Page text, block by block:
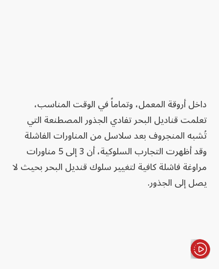
داخل أروقة المعمل، وتماماً في الوقت المناسب،
تعلمت قناديل البحر تفادي الجذور المصطنعة التي
تُشبه المنجروف بعد سلاسل من المناورات الفاشلة
وقد أظهرت التجارب السلوكية، أن 3 إلى 5 مناورات
مراوغة فاشلة كافية لتغيير سلوك قنديل البحر بحيث لا
يصل إلى الجذور.